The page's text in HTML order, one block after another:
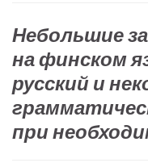
Небольшие
на финском
русский и
при